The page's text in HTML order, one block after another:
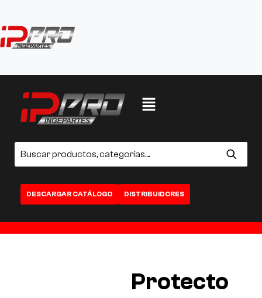
DESCARGAR CATÁLOGO DISTRIBUIDORES
Protecto